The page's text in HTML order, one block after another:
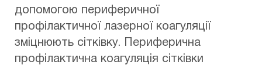
допомогою периферичної
профілактичної лазерної коагуляції
зміцнюють сітківку. Периферична
профілактична коагуляція сітківки